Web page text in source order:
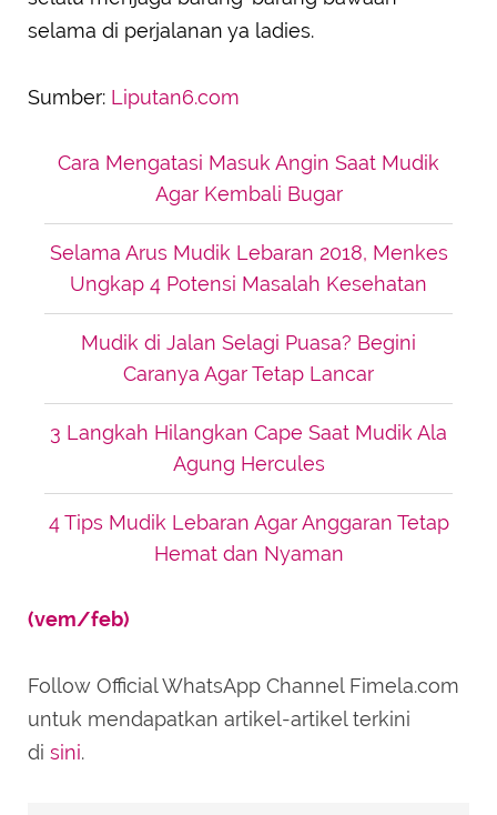
selama di perjalanan ya ladies.
Sumber: Liputan6.com
Cara Mengatasi Masuk Angin Saat Mudik
Agar Kembali Bugar
Selama Arus Mudik Lebaran 2018, Menkes
Ungkap 4 Potensi Masalah Kesehatan
Mudik di Jalan Selagi Puasa? Begini
Caranya Agar Tetap Lancar
3 Langkah Hilangkan Cape Saat Mudik Ala
Agung Hercules
4 Tips Mudik Lebaran Agar Anggaran Tetap
Hemat dan Nyaman
(vem/feb)
Follow Official WhatsApp Channel Fimela.com
untuk mendapatkan artikel-artikel terkini
di sini.